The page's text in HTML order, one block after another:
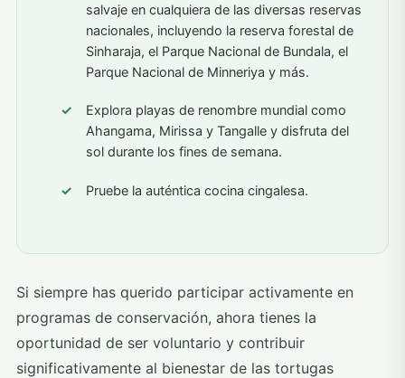
salvaje en cualquiera de las diversas reservas
nacionales, incluyendo la reserva forestal de
Sinharaja, el Parque Nacional de Bundala, el
Parque Nacional de Minneriya y más.
Explora playas de renombre mundial como
Ahangama, Mirissa y Tangalle y disfruta del
sol durante los fines de semana.
Pruebe la auténtica cocina cingalesa.
Si siempre has querido participar activamente en
programas de conservación, ahora tienes la
oportunidad de ser voluntario y contribuir
significativamente al bienestar de las tortugas